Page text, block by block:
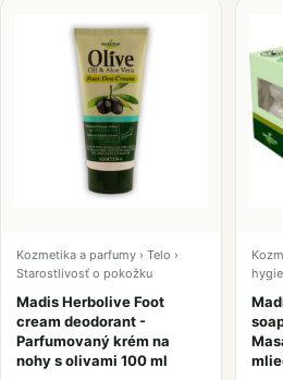
Kozmetika a parfumy › Telo ›
Starostlivosť o pokožku
Madis Herbolive Foot
cream deodorant -
Parfumovaný krém na
nohy s olivami 100 ml